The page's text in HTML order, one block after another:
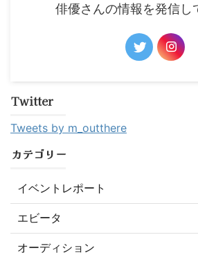
俳優さんの情報を発信し
Twitter
Tweets by m_outthere
カテゴリー
イベントレポート
エビータ
オーディション